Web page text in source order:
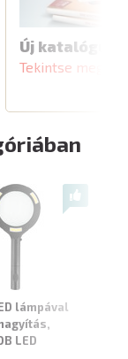
Új katalógus
Tekintse meg a
lámpával
LED